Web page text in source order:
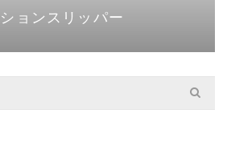
ョンスリッパー